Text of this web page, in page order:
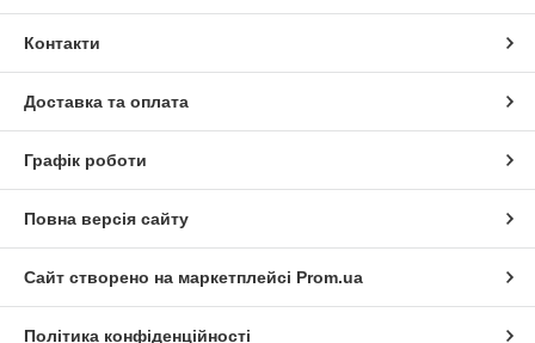
Контакти
Доставка та оплата
Графік роботи
Повна версія сайту
Сайт створено на маркетплейсі Prom.ua
Політика конфіденційності